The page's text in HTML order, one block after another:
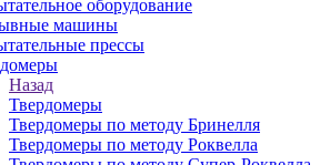
оборудование
машины
прессы
Назад
Твердомеры
Твердомеры по методу Бринелля
Твердомеры по методу Роквелла